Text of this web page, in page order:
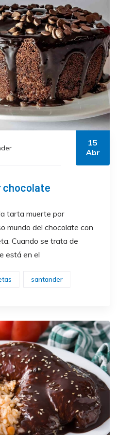
15
Abr
chocolate
tarta muerte por
mundo del chocolate con
Cuando se trata de
está en el
santander